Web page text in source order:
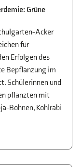
Grüne
Acker
für
Erfolgen des
Bepflanzung im
Schülerinnen und
pflanzten mit
Bohnen, Kohlrabi